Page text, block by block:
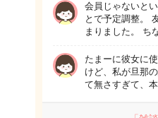
会員じゃないと
とで予定調整。
まりました。 ち
たまーに彼女に
けど、私が旦那
て無さすぎて、